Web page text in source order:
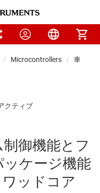
Microcontrollers 車載マ
御機能とフ
ケージ機能
ッドコア